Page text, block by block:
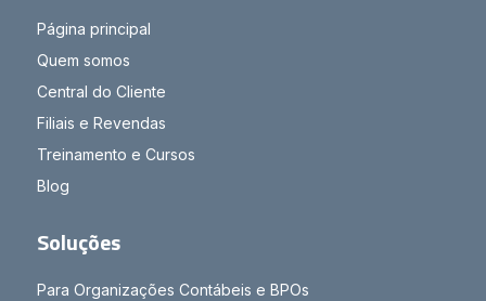
Página principal
Quem somos
Central do Cliente
Filiais e Revendas
Treinamento e Cursos
Blog
Soluções
Para Organizações Contábeis e BPOs